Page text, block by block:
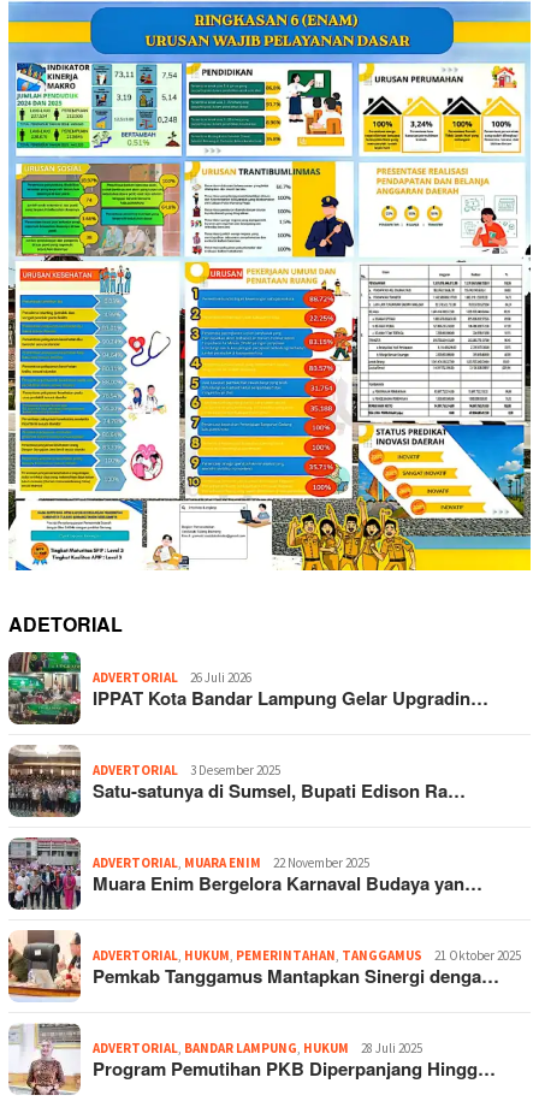
ADETORIAL
ADVERTORIAL 26 Juli 2026
IPPAT Kota Bandar Lampung Gelar Upgradin…
ADVERTORIAL 3 Desember 2025
Satu-satunya di Sumsel, Bupati Edison Ra…
ADVERTORIAL MUARA ENIM 22 November 2025
Muara Enim Bergelora Karnaval Budaya yan…
ADVERTORIAL HUKUM PEMERINTAHAN TANGGAMUS 21 Oktober 2025
Pemkab Tanggamus Mantapkan Sinergi denga…
ADVERTORIAL BANDAR LAMPUNG HUKUM 28 Juli 2025
Program Pemutihan PKB Diperpanjang Hingg…